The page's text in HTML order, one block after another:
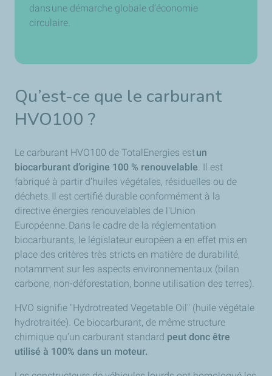
dans une démarche globale d’économie
circulaire.
Qu’est-ce que le carburant
HVO100 ?
Le carburant HVO100 de TotalEnergies estun
biocarburant d’origine 100 % renouvelable. Il est
fabriqué à partir d’huiles végétales, résiduelles ou de
déchets. Il est certifié durable conformément à la
directive énergies renouvelables de l'Union
Européenne. Dans le cadre de la réglementation
biocarburants, le législateur européen a en effet mis en
place des critères très stricts en matière de durabilité,
notamment sur les aspects environnementaux (bilan
carbone, non-déforestation, bonne utilisation des terres).
HVO signifie "Hydrotreated Vegetable Oil" (huile végétale
hydrotraitée). Ce biocarburant, de même structure
chimique qu’un carburant standard peut donc être
utilisé à 100% dans un moteur.